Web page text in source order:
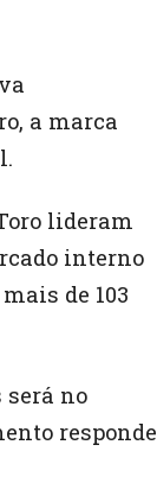
a marca
lideram
interno
de 103
será no
responde